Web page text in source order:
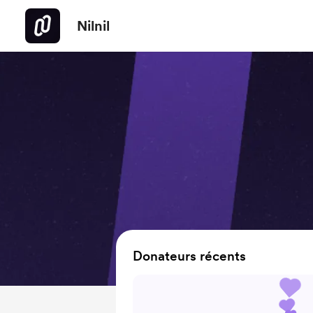
Nilnil
Donateurs récents